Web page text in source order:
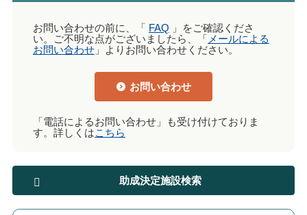
お問い合わせの前に、「 FAQ 」をご確認くださ
い。ご不明な点がございましたら、「 メールによる
お問い合わせ」よりお問い合わせください。
お問い合わせ
「電話によるお問い合わせ」も受け付けておりま
す。詳しくはこちら
助成決定施設検索